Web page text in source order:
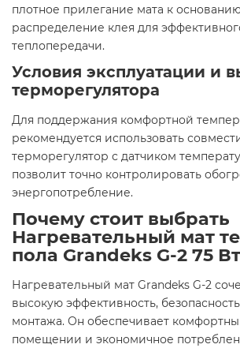
плотное прилегание мата к
распределение клея для
теплопередачи.​
Условия эксплуатации и
терморегулятора
Для поддержания комфортной
рекомендуется использовать
терморегулятор с датчиком
позволит точно контролировать
энергопотребление.​
Почему стоит выбрать
Нагревательный мат
пола Grandeks G-2 75
Нагревательный мат Grandeks G-2
высокую эффективность,
монтажа. Он обеспечивает
помещении и экономичное